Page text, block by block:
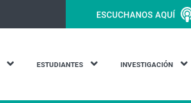
ESTUDIANTES INVESTIGACIÓN